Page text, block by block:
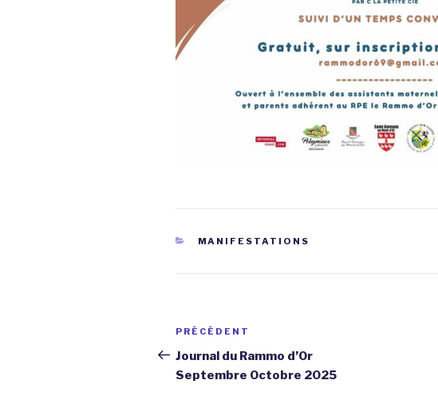
CATÉGORIES
MANIFESTATIONS
Navigation
de
l’article
Article
précédent
PRÉCÉDENT
Journal du Rammo d’Or
Septembre Octobre 2025